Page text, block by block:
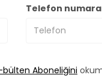
Telefon
bülten Aboneliğini